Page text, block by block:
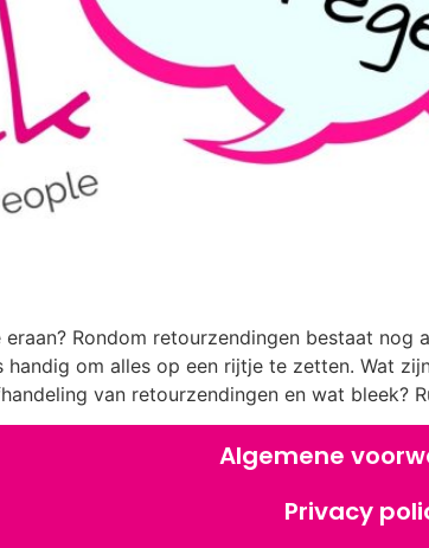
Rondom retourzendingen bestaat
om alles op een rijtje te zetten. Wat
van retourzendingen en wat bleek?
Algemene
Privacy